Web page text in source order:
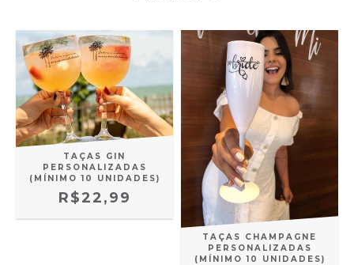
TAÇAS GIN
PERSONALIZADAS
(MÍNIMO 10 UNIDADES)
R$22,99
TAÇAS CHAMPAGNE
PERSONALIZADAS
(MÍNIMO 10 UNIDADES)